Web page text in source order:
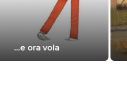
…e ora vola